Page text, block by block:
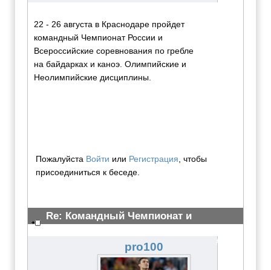
22 - 26 августа в Краснодаре пройдет
командный Чемпионат России и
Всероссийские соревнования по гребле
на байдарках и каноэ. Олимпийские и
Неолимпийские дисциплины.
Пожалуйста Войти или Регистрация, чтобы
присоединиться к беседе.
Re: Командный Чемпионат и
#3060
pro100